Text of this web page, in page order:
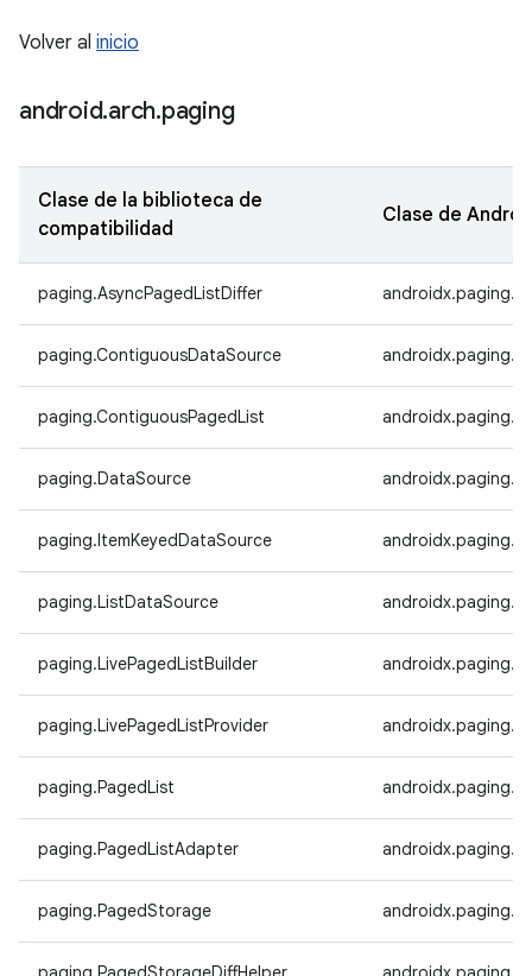
Volver al inicio
android.arch.paging
Clase de la biblioteca de
compatibilidad
Clase de
paging.AsyncPagedListDiffer
paging.ContiguousDataSource
paging.ContiguousPagedList
paging.DataSource
paging.ItemKeyedDataSource
paging.ListDataSource
paging.LivePagedListBuilder
paging.LivePagedListProvider
paging.PagedList
paging.PagedListAdapter
paging.PagedStorage